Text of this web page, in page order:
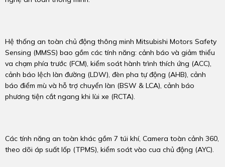
Hệ thống an toàn chủ động thông minh Mitsubishi Motors Safety
Sensing (MMSS) bao gồm các tính năng: cảnh báo và giảm thiểu
va chạm phía trước (FCM), kiểm soát hành trình thích ứng (ACC),
cảnh báo lệch làn đường (LDW), đèn pha tự động (AHB), cảnh
báo điểm mù và hỗ trợ chuyển làn (BSW & LCA), cảnh báo
phương tiện cắt ngang khi lùi xe (RCTA).
Các tính năng an toàn khác gồm 7 túi khí, Camera toàn cảnh 360,
theo dõi áp suất lốp (TPMS), kiểm soát vào cua chủ động (AYC).